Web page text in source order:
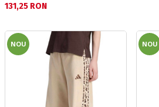
Текуща цена:
131,25 RON
NOU NOU